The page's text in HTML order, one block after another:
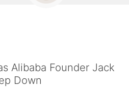
Alibaba Founder Jack
Down